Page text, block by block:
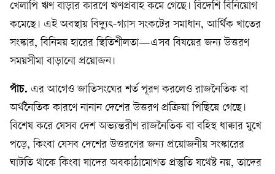
খেলাপি ঋণ বাড়ার কারণে ঋণপ্রবাহ কমে গেছে। বিদেশি বিনিয়োগ
কমেছে। এই অবস্থায় বিদ‍্যুৎ-গ‍্যাস সংকটের সমাধান, আর্থিক খাতের
সংস্কার, বিনিময় হারের স্থিতিশীলতা—এসব বিষয়ের জন‍্য উত্তরণ
সময়সীমা বাড়ানো প্রয়োজন।
পাঁচ. এর আগেও জাতিসংঘের শর্ত পূরণ করলেও রাজনৈতিক বা
অর্থনৈতিক কারণে নানান দেশের উত্তরণ প্রক্রিয়া পিছিয়ে গেছে।
বিশেষ করে যেসব দেশ অভ‍্যন্তরীণ রাজনৈতিক বা বহিস্থ ধাক্কার মুখে
পড়ে, কিংবা যেসব দেশের উত্তরণের জন‍্য প্রয়োজনীয় সংস্কারের
ঘাটতি থাকে কিংবা যাদের অবকাঠামোগত প্রস্তুতি যথেষ্ট নয়, তাদের